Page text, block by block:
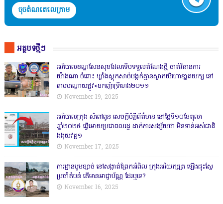
ចុចតំណតេលេក្រាម
អត្ថបទថ្មីៗ
អភិបាលខណ្ឌសែនសុខដែលទើបទទួលតំណែងថ្មី ចាត់វិធានការ
យ៉ាងណា ចំពោះ ឃ្លាំងស្តុកសាច់បង្កក់គ្មានស្លាកយីហោខា្នតយក្ស នៅ
តាមបណ្តោយផ្លូវ<ឧកញ៉ាទ្រីហេង២០១១
November 19, 2025
អភិបាលក្រុង សំពៅពូន សេចក្តីបំភ្លឺព័ត៌មាន នៅថ្ងៃទី១០ខែតុលា
ឆ្នាំ២០២៥ ធ្វើអោយប្រជាពលរដ្ឋ ដាក់ការសង្ស័យថា មិនទាន់អស់ជាតិ
ងងុយវគ្គ១
November 17, 2025
ការដ្ឋានបូមខ្សាច់ នៅសង្កាត់ព្រែកអំពិល ក្រុងអរិយក្សត្រ ឡើងដុះស្លែ
ប្រចាំតំបន់ តើមានអាជ្ញាប័ណ្ណ ដែរឬទេ?
November 16, 2025